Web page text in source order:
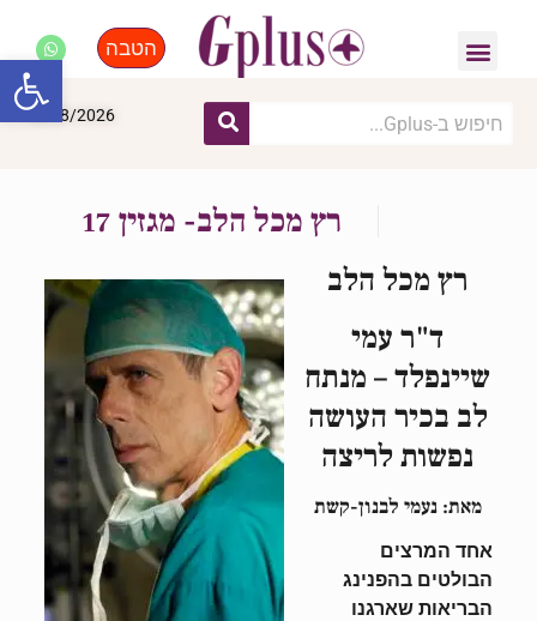
הטבה
10/08/2026
רץ מכל הלב- מגזין 17
רץ מכל הלב
ד"ר עמי
שיינפלד – מנתח
לב בכיר העושה
נפשות לריצה
מאת: נעמי לבנון-קשת
אחד המרצים
הבולטים בהפנינג
הבריאות שארגנו
פתח